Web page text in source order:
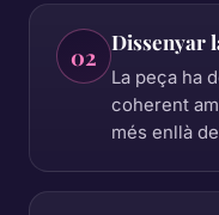
02 Dissenyar
La peça ha
coherent
més enllà